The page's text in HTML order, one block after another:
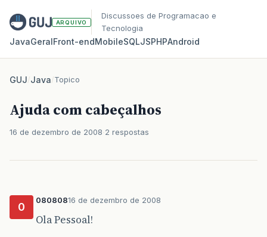
ARQUIVO
Discussoes de Programacao e
Tecnologia
JavaGeralFront‑endMobileSQLJSPHPAndroid
GUJ/Java/Topico
Ajuda com cabeçalhos
16 de dezembro de 2008 2 respostas
0
08080816 de dezembro de 2008
Ola Pessoal!